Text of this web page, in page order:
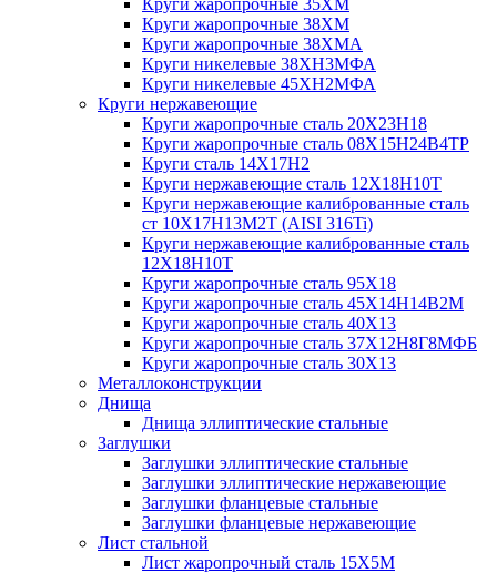
Круги жаропрочные 35ХМ
Круги жаропрочные 38ХМ
Круги жаропрочные 38ХМА
Круги никелевые 38XH3MФА
Круги никелевые 45ХН2МФА
Круги нержавеющие
Круги жаропрочные сталь 20Х23Н18
Круги жаропрочные сталь 08Х15Н24В4ТР
Круги сталь 14Х17Н2
Круги нержавеющие сталь 12Х18Н10Т
Круги нержавеющие калиброванные сталь
ст 10Х17Н13М2Т (AISI 316Ti)
Круги нержавеющие калиброванные сталь
12Х18Н10Т
Круги жаропрочные сталь 95Х18
Круги жаропрочные сталь 45Х14Н14В2М
Круги жаропрочные сталь 40Х13
Круги жаропрочные сталь 37Х12Н8Г8МФБ
Круги жаропрочные сталь 30Х13
Металлоконструкции
Днища
Днища эллиптические стальные
Заглушки
Заглушки эллиптические стальные
Заглушки эллиптические нержавеющие
Заглушки фланцевые стальные
Заглушки фланцевые нержавеющие
Лист стальной
Лист жаропрочный сталь 15Х5М